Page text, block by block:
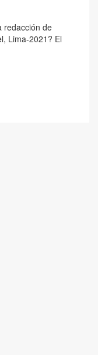
redacción de
Lima-2021? El